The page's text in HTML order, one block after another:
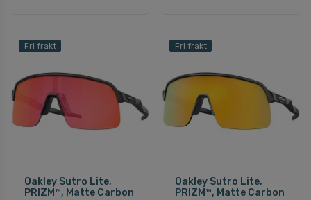
Fri frakt
Oakley Sutro Lite,
PRIZM™, Matte Carbon
Fri frakt
Oakley Sutro Lite,
PRIZM™, Matte Carbon